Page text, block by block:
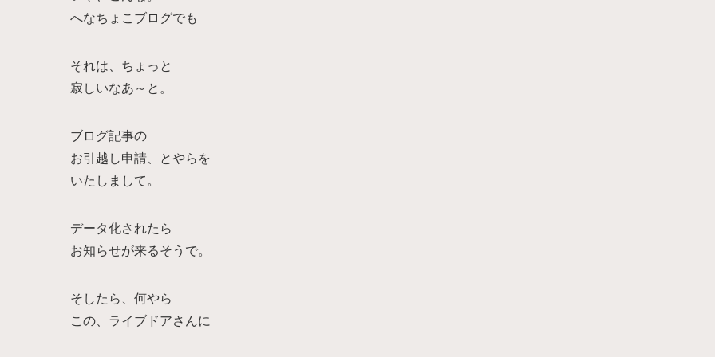
へなちょこブログでも
それは、ちょっと
寂しいなあ～と。
ブログ記事の
お引越し申請、とやらを
いたしまして。
データ化されたら
お知らせが来るそうで。
そしたら、何やら
この、ライブドアさんに